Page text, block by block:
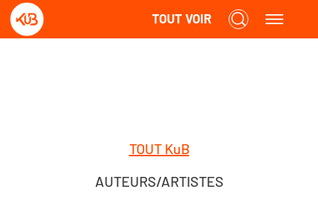
TOUT VOIR
TOUT KuB
AUTEURS/ARTISTES